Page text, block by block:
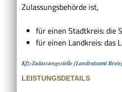
Zulassungsbehörde ist,
für einen Stadtkreis: die
für einen Landkreis: das
Kfz-Zulassungsstelle [Landratsamt
LEISTUNGSDETAILS